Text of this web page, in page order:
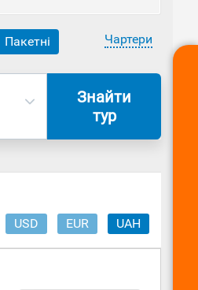
Пакетні Чартери
Знайти
тур
USD EUR UAH